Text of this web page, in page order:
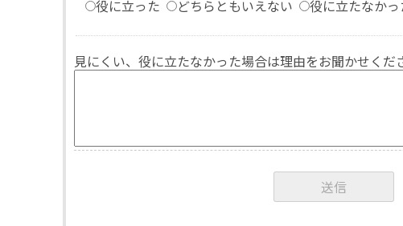
役に立った
どちらともいえない 役に立たなかっ
見にくい、役に立たなかった場合は理由をお聞かせくだ